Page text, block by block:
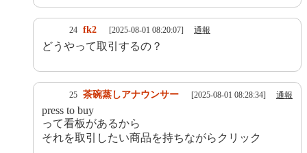
24 fk2 [2025-08-01 08:20:07] 通報
どうやって取引するの？
25 茶碗蒸しアナウンサー [2025-08-01 08:28:34] 通報
press to buy
って看板があるから
それを取引したい商品を持ちながらクリック